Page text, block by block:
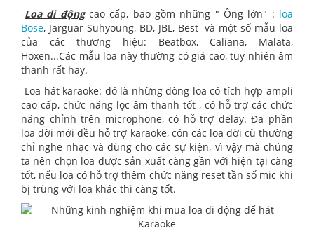
-Loa di độngcao cấp, bao gồm những " Ông lớn" : loa
Bose, Jarguar Suhyoung, BD, JBL, Best và một số mẫu loa
của các thương hiệu: Beatbox, Caliana, Malata,
Hoxen...Các mẫu loa này thường có giá cao, tuy nhiên âm
thanh rất hay.
-Loa hát karaoke: đó là những dòng loa có tích hợp ampli
cao cấp, chức năng lọc âm thanh tốt , có hỗ trợ các chức
năng chỉnh trên microphone, có hỗ trợ delay. Đa phần
loa đời mới đều hỗ trợ karaoke, cón các loa đời cũ thường
chỉ nghe nhạc và dùng cho các sự kiện, vì vậy mà chúng
ta nên chọn loa được sản xuất càng gần với hiện tại càng
tốt, nếu loa có hỗ trợ thêm chức năng reset tần số mic khi
bị trùng với loa khác thì càng tốt.